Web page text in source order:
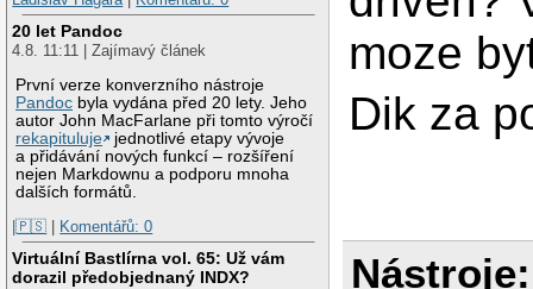
20 let Pandoc
4.8. 11:11 | Zajímavý článek
První verze konverzního nástroje
Pandoc byla vydána před 20 lety. Jeho
autor John MacFarlane při tomto výročí
rekapituluje
jednotlivé etapy vývoje
a přidávání nových funkcí – rozšíření
nejen Markdownu a podporu mnoha
dalších formátů.
|🇵🇸
Komentářů: 0
Virtuální Bastlírna vol. 65: Už vám
dorazil předobjednaný INDX?
moze
Dik za
Nástroje: